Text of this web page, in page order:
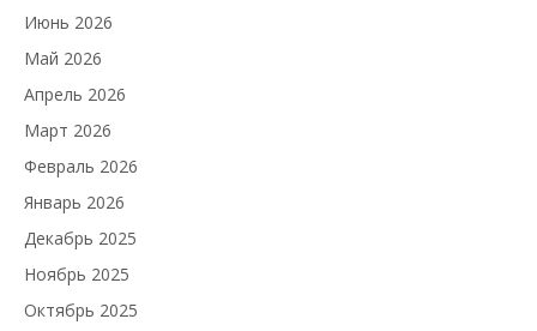
Июнь 2026
Май 2026
Апрель 2026
Март 2026
Февраль 2026
Январь 2026
Декабрь 2025
Ноябрь 2025
Октябрь 2025